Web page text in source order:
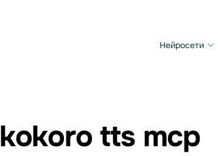
Нейросети
kokoro tts mcp